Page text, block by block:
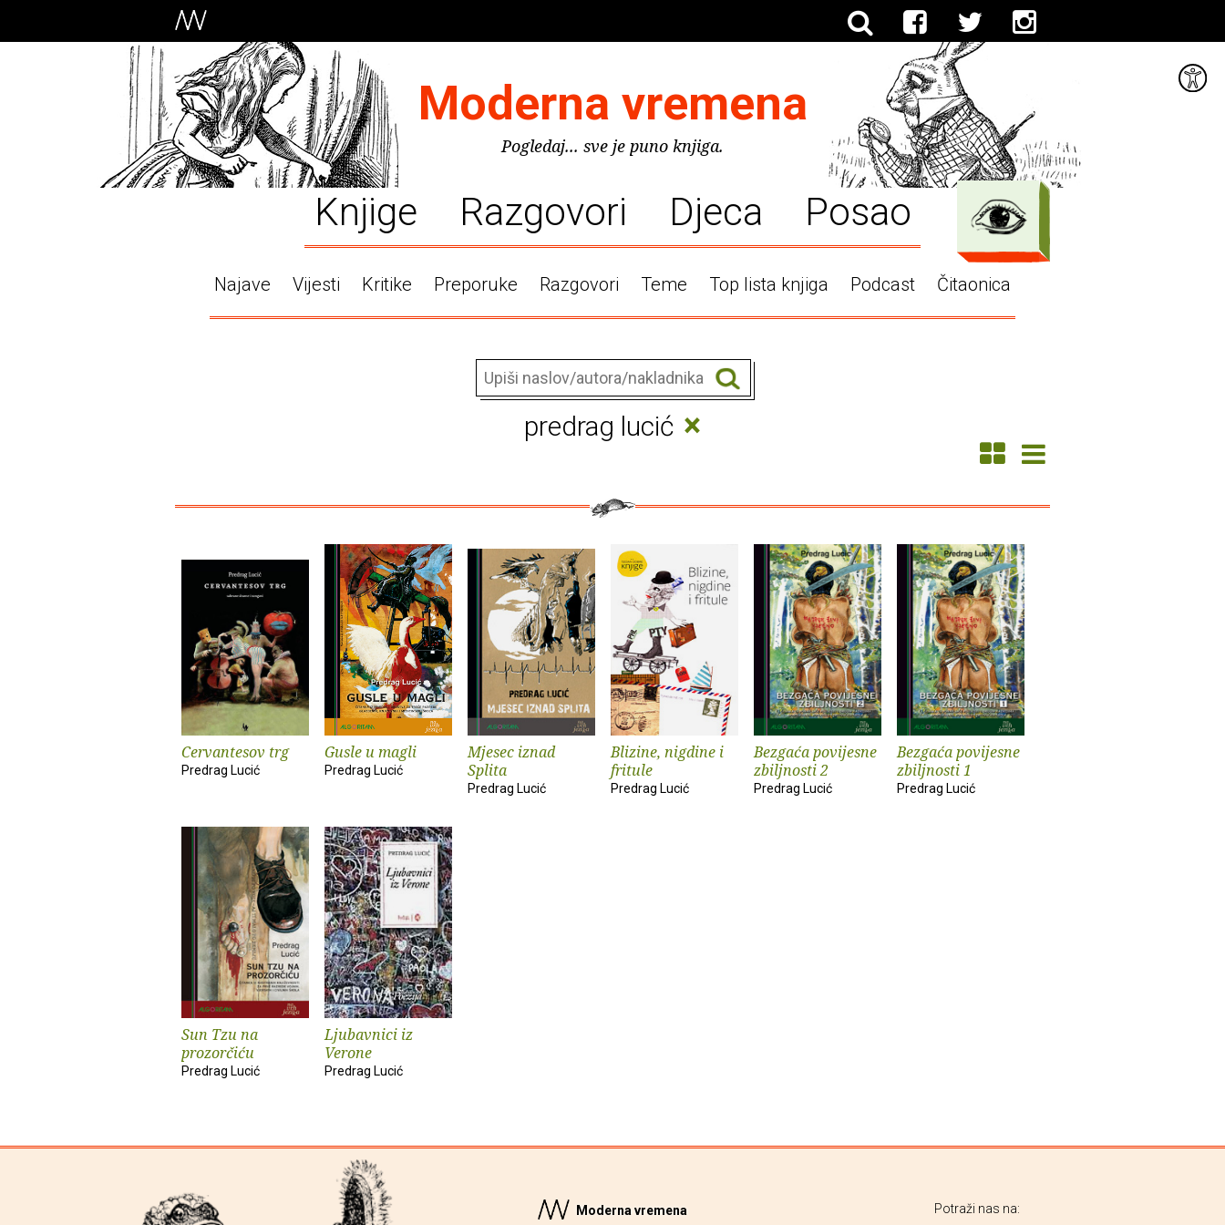
Moderna vremena
Pogledaj... sve je puno knjiga.
Knjige Razgovori Djeca Posao
Najave Vijesti Kritike Preporuke Razgovori Teme Top lista knjiga Podcast Čitaonica
predrag lucić ×
Cervantesov trg
Predrag Lucić
Gusle u magli
Predrag Lucić
Mjesec iznad
Splita
Predrag Lucić
Blizine, nigdine i
fritule
Predrag Lucić
Bezgaća povijesne
zbiljnosti 2
Predrag Lucić
Bezgaća povijesne
zbiljnosti 1
Predrag Lucić
Sun Tzu na
prozorčiću
Predrag Lucić
Ljubavnici iz
Verone
Predrag Lucić
Moderna vremena Potraži nas na: